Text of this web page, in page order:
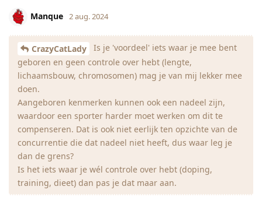
Manque 2 aug. 2024
CrazyCatLady
Is je 'voordeel' iets waar je mee bent
geboren en geen controle over hebt (lengte,
lichaamsbouw, chromosomen) mag je van mij lekker mee
doen.
Aangeboren kenmerken kunnen ook een nadeel zijn,
waardoor een sporter harder moet werken om dit te
compenseren. Dat is ook niet eerlijk ten opzichte van de
concurrentie die dat nadeel niet heeft, dus waar leg je
dan de grens?
Is het iets waar je wél controle over hebt (doping,
training, dieet) dan pas je dat maar aan.